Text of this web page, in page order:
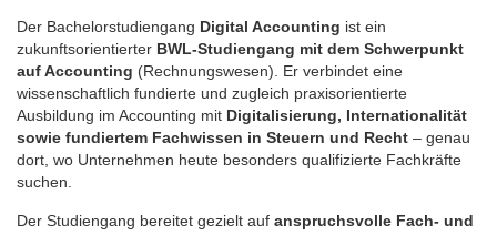
Der Bachelorstudiengang Digital Accounting ist ein
zukunftsorientierter BWL-Studiengang mit dem Schwerpunkt
auf Accounting (Rechnungswesen). Er verbindet eine
wissenschaftlich fundierte und zugleich praxisorientierte
Ausbildung im Accounting mit Digitalisierung, Internationalität
sowie fundiertem Fachwissen in Steuern und Recht – genau
dort, wo Unternehmen heute besonders qualifizierte Fachkräfte
suchen.
Der Studiengang bereitet gezielt auf anspruchsvolle Fach- und